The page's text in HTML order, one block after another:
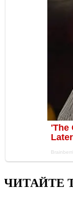
ЧИТАЙТЕ